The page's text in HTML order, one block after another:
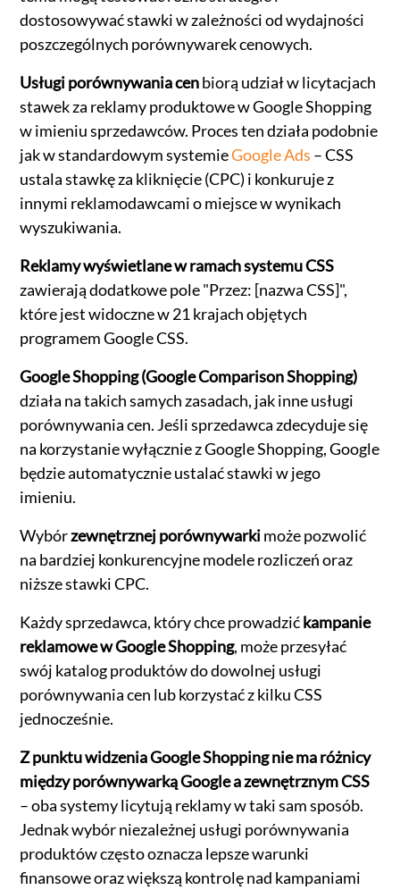
dostosowywać stawki w zależności od wydajności
poszczególnych porównywarek cenowych.
Usługi porównywania cenbiorą udział w licytacjach
stawek za reklamy produktowe w Google Shopping
w imieniu sprzedawców. Proces ten działa podobnie
jak w standardowym systemieGoogle Ads – CSS
ustala stawkę za kliknięcie (CPC) i konkuruje z
innymi reklamodawcami o miejsce w wynikach
wyszukiwania.
Reklamy wyświetlane w ramach systemu CSS
zawierają dodatkowe pole "Przez: [nazwa CSS]",
które jest widoczne w 21 krajach objętych
programem Google CSS.
Google Shopping (Google Comparison Shopping)
działa na takich samych zasadach, jak inne usługi
porównywania cen. Jeśli sprzedawca zdecyduje się
na korzystanie wyłącznie z Google Shopping, Google
będzie automatycznie ustalać stawki w jego
imieniu.
Wybórzewnętrznej porównywarkimoże pozwolić
na bardziej konkurencyjne modele rozliczeń oraz
niższe stawki CPC.
Każdy sprzedawca, który chce prowadzićkampanie
reklamowe w Google Shopping, może przesyłać
swój katalog produktów do dowolnej usługi
porównywania cen lub korzystać z kilku CSS
jednocześnie.
Z punktu widzenia Google Shopping nie ma różnicy
między porównywarką Google a zewnętrznym CSS
– oba systemy licytują reklamy w taki sam sposób.
Jednak wybór niezależnej usługi porównywania
produktów często oznacza lepsze warunki
finansowe oraz większą kontrolę nad kampaniami